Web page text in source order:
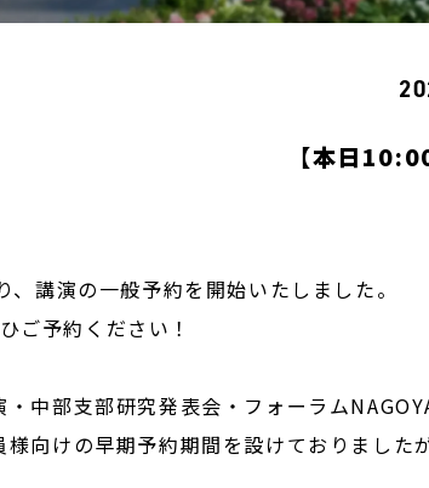
【本日
講演の一般予約を開始いたしました。
ご予約ください！
・中部支部研究発表会・フォーラム
様向けの早期予約期間を設けておりました